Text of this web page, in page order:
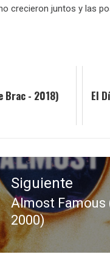
crecieron juntos y las
Brac - 2018) El
Siguiente
Entrada
siguiente:
Almost Famous
2000)